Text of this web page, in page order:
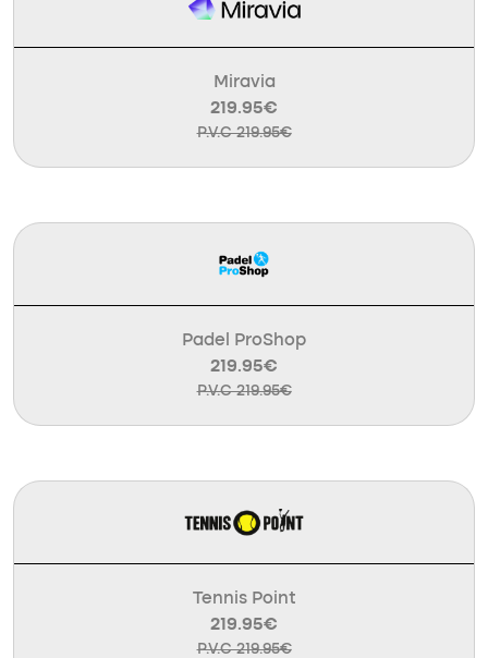
Miravia
219.95€
P.V.C 219.95€
Padel ProShop
219.95€
P.V.C 219.95€
Tennis Point
219.95€
P.V.C 219.95€